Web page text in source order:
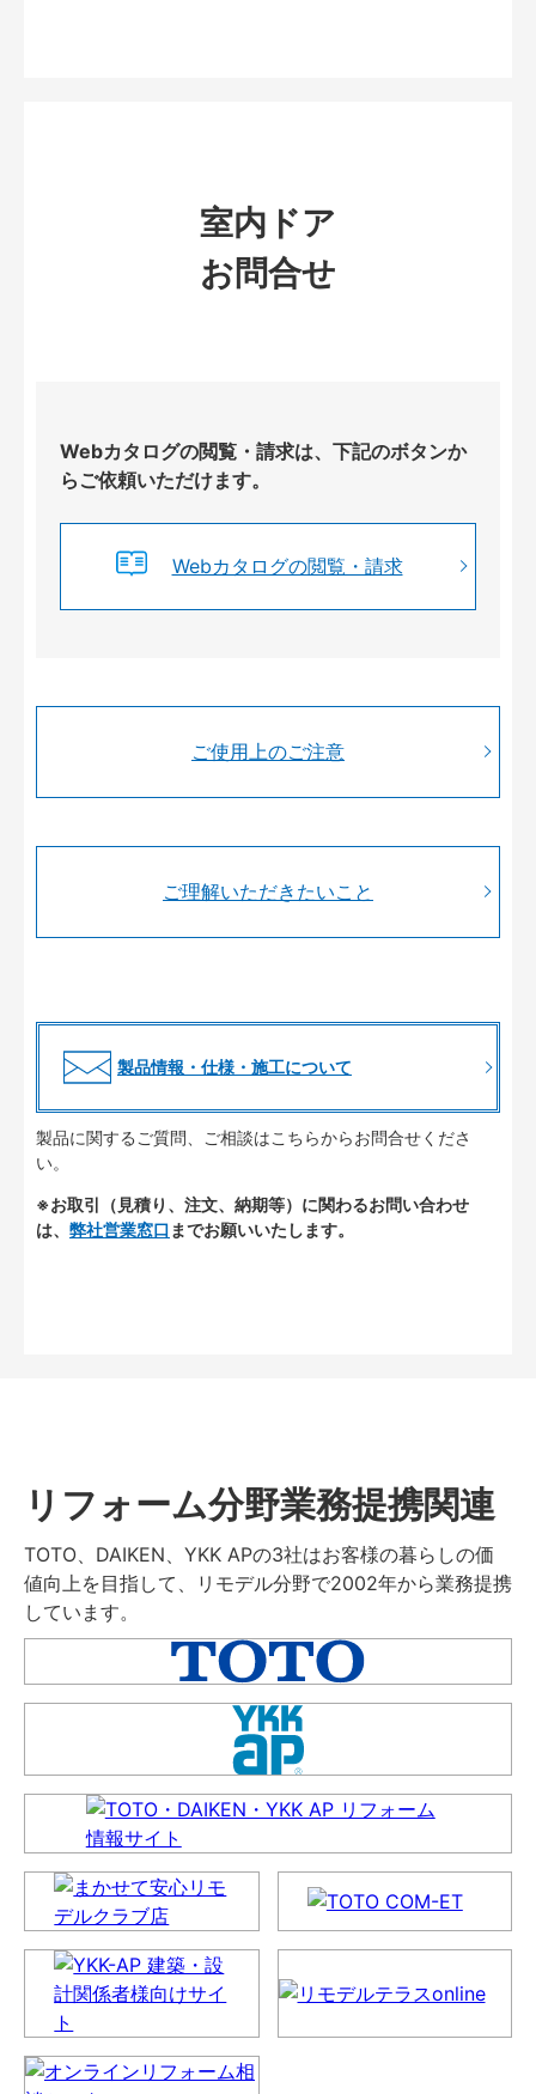
室内ドア
お問合せ
Webカタログの閲覧・請求は、下記のボタンか
らご依頼いただけます。
Webカタログの閲覧・請求
ご使用上のご注意
ご理解いただきたいこと
製品情報・仕様・施工について
製品に関するご質問、ご相談はこちらからお問合せくださ
い。
※お取引（見積り、注文、納期等）に関わるお問い合わせ
は、 弊社営業窓口 までお願いいたします。
リフォーム分野業務提携関連
TOTO、DAIKEN、YKK APの3社はお客様の暮らしの価
値向上を目指して、リモデル分野で2002年から業務提携
しています。